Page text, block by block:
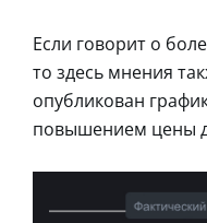
Если говорит о
то здесь мнения
опубликован
повышением цены